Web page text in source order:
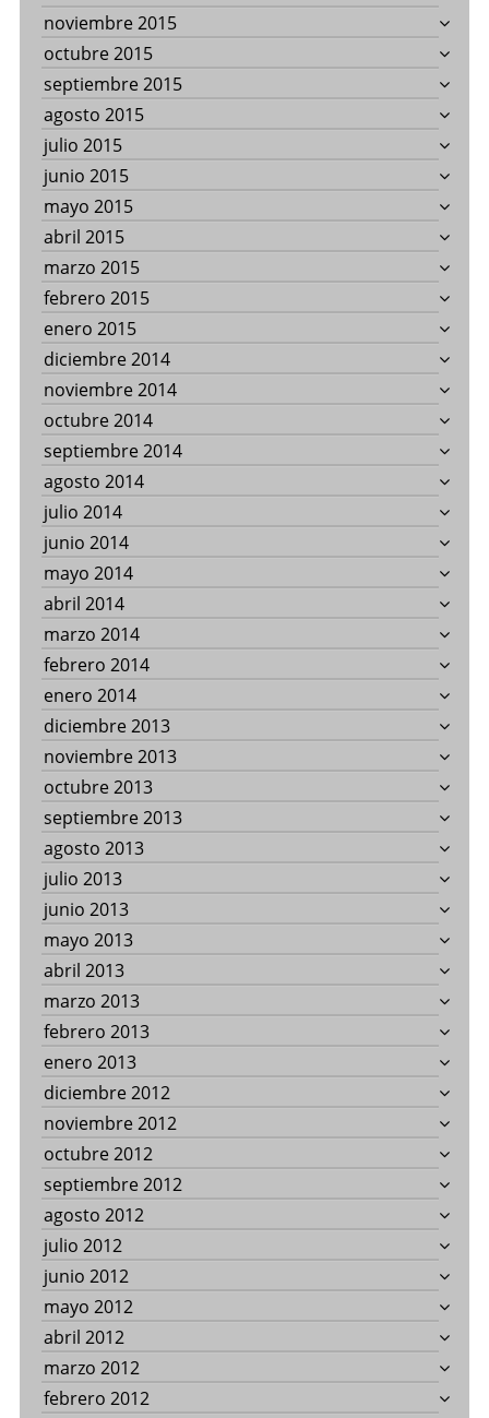
noviembre 2015
octubre 2015
septiembre 2015
agosto 2015
julio 2015
junio 2015
mayo 2015
abril 2015
marzo 2015
febrero 2015
enero 2015
diciembre 2014
noviembre 2014
octubre 2014
septiembre 2014
agosto 2014
julio 2014
junio 2014
mayo 2014
abril 2014
marzo 2014
febrero 2014
enero 2014
diciembre 2013
noviembre 2013
octubre 2013
septiembre 2013
agosto 2013
julio 2013
junio 2013
mayo 2013
abril 2013
marzo 2013
febrero 2013
enero 2013
diciembre 2012
noviembre 2012
octubre 2012
septiembre 2012
agosto 2012
julio 2012
junio 2012
mayo 2012
abril 2012
marzo 2012
febrero 2012